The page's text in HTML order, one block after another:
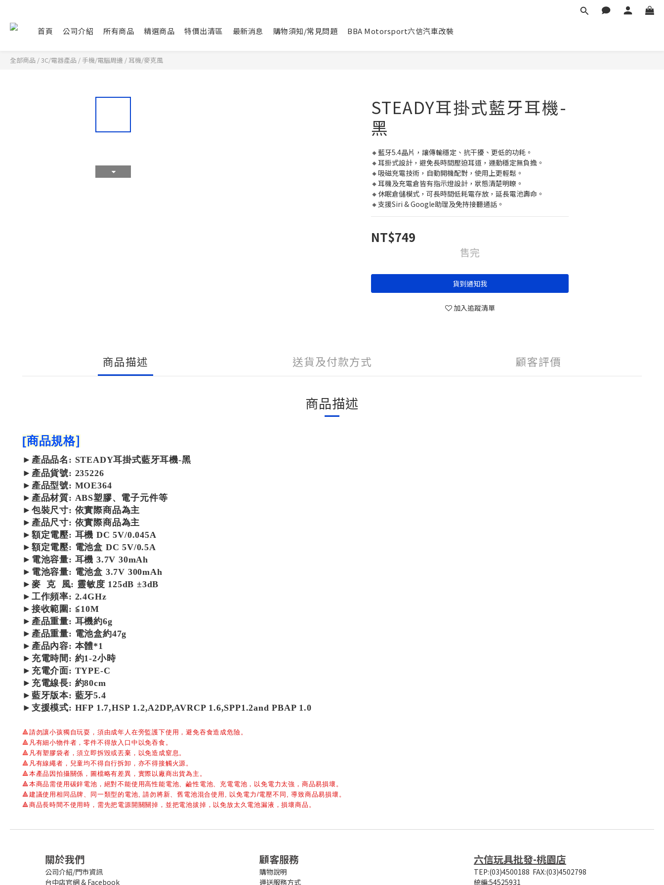
首頁 公司介紹 所有商品 精選商品 特價出清區 最新消息 購物須知/常見問題 BBA Motorsport六信汽車改裝
全部商品 /3C/電器產品 /手機/電腦周邊 /耳機/麥克風
STEADY耳掛式藍牙耳機-
黑
🔸藍牙5.4晶片，讓傳輸穩定、抗干擾、更低的功耗。
🔸耳掛式設計，避免長時間壓迫耳道，運動穩定無負擔。
🔸吸磁充電技術，自動開機配對，使用上更輕鬆。
🔸耳機及充電倉皆有指示燈設計，狀態清楚明瞭。
🔸休眠倉儲模式，可長時間低耗電存放，延長電池壽命。
🔸支援Siri & Google助理及免持接聽通話。
NT$749
售完
貨到通知我
加入追蹤清單
商品描述 送貨及付款方式 顧客評價
商品描述
[商品規格]
► 產品品名: STEADY耳掛式藍牙耳機-黑
► 產品貨號: 235226
► 產品型號: MOE364
► 產品材質: ABS塑膠、電子元件等
►包裝尺寸: 依實際商品為主
►產品尺寸: 依實際商品為主
►額定電壓: 耳機 DC 5V/0.045A
►額定電壓: 電池盒 DC 5V/0.5A
►電池容量: 耳機 3.7V 30mAh
► 電池容量: 電池盒 3.7V 300mAh
►麥 克 風: 靈敏度 125dB ±3dB
►工作頻率: 2.4GHz
►接收範圍 : ≦10M
►產品重量: 耳機約6g
►產品重量: 電池盒約47g
►產品內容: 本體*1
►充電時間: 約1-2小時
► 充電介面: TYPE-C
► 充電線長: 約80cm
► 藍牙版本: 藍牙5.4
► 支援模式: HFP 1.7,HSP 1.2,A2DP,AVRCP 1.6,SPP1.2and PBAP 1.0
🔺請勿讓小孩獨自玩耍，須由成年人在旁監護下使用，避免吞食造成危險。
🔺 凡有細小物件者，零件不得放入口中以免吞食。
🔺 凡有塑膠袋者，須立即拆毀或丟棄，以免造成窒息。
🔺 凡有線繩者，兒童均不得自行拆卸，亦不得接觸火源。
🔺本產品因拍攝關係，圖檔略有差異，實際以廠商出貨為主。
🔺本商品需使用碳鋅電池，絕對不能使用高性能電池、鹼性電池、充電電池，以免電力太強，商品易損壞。
🔺建議使用相同品牌、同一類型的電池, 請勿將新、舊電池混合使用, 以免電力/電壓不同, 導致商品易損壞。
🔺商品長時間不使用時，需先把電源開關關掉，並把電池拔掉，以免放太久電池漏液，損壞商品。
關於我們
公司介紹/門市資訊
台中店官網& Facebook
顧客服務
購物說明
運送服務方式
六信玩具批發-桃園店
TEP:(03)4500188 FAX:(03)4502798
統編:54525931